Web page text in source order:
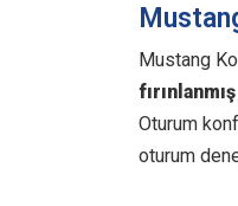
Mustang
Oturum
oturum